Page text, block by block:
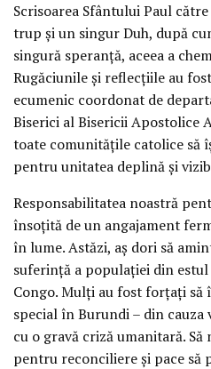
Scrisoarea Sfântului Paul
trup și un singur Duh, după
singură speranță, aceea a
Rugăciunile și reflecțiile au
ecumenic coordonat de
Biserici al Bisericii Apostolice
toate comunitățile catolice să
pentru unitatea deplină și
Responsabilitatea noastră
însoțită de un angajament
în lume. Astăzi, aș dori să
suferință a populației din
Congo. Mulți au fost forțați să
special în Burundi – din
cu o gravă criză umanitară.
pentru reconciliere și pace